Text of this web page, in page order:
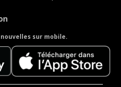
sur mobile.